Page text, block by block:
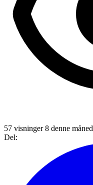
57 visninger8 denne måned
Del: